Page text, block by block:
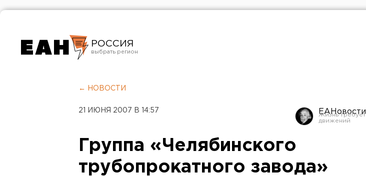
РОССИЯ
Челябинск
← НОВОСТИ
21 ИЮНЯ 2007 В 14:57 ЕАНовости
Группа «Челябинского
трубопрокатного завода»